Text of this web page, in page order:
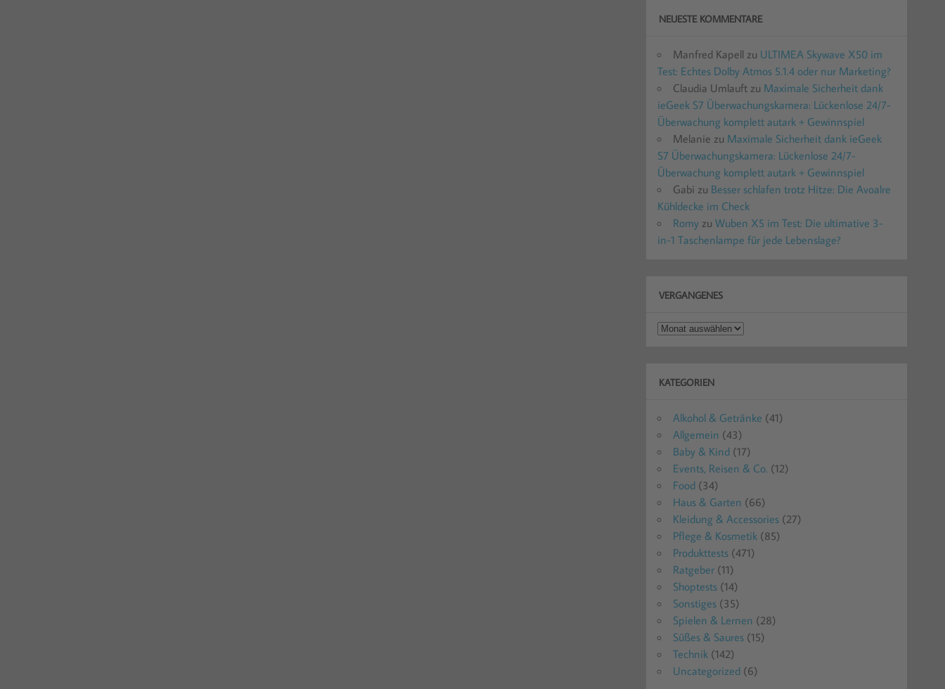
NEUESTE KOMMENTARE
Manfred Kapell zu ULTIMEA Skywave X50 im
Test: Echtes Dolby Atmos 5.1.4 oder nur Marketing?
Claudia Umlauft zu Maximale Sicherheit dank
ieGeek S7 Überwachungskamera: Lückenlose 24/7-
Überwachung komplett autark + Gewinnspiel
Melanie zu Maximale Sicherheit dank ieGeek
S7 Überwachungskamera: Lückenlose 24/7-
Überwachung komplett autark + Gewinnspiel
Gabi zu Besser schlafen trotz Hitze: Die Avoalre
Kühldecke im Check
Romy zuWuben X5 im Test: Die ultimative 3-
in-1 Taschenlampe für jede Lebenslage?
VERGANGENES
Vergangenes
KATEGORIEN
Alkohol & Getränke (41)
Allgemein (43)
Baby & Kind (17)
Events, Reisen & Co. (12)
Food (34)
Haus & Garten (66)
Kleidung & Accessories (27)
Pflege & Kosmetik (85)
Produkttests (471)
Ratgeber (11)
Shoptests (14)
Sonstiges (35)
Spielen & Lernen (28)
Süßes & Saures (15)
Technik (142)
Uncategorized (6)